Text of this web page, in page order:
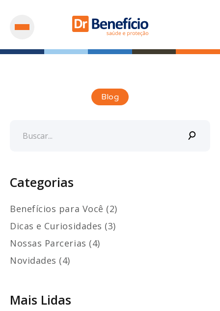
Blog
Categorias
Benefícios para Você (2)
Dicas e Curiosidades (3)
Nossas Parcerias (4)
Novidades (4)
Mais Lidas